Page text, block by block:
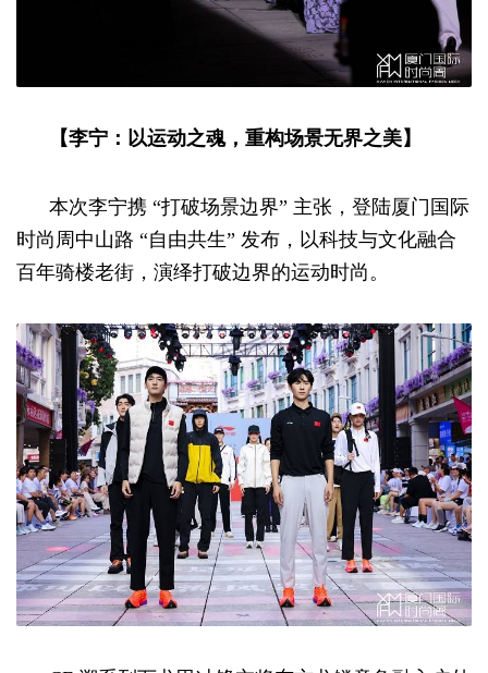
【李宁：以运动之魂，重构场景无界之美】
本次李宁携 “打破场景边界” 主张，登陆厦门国际
时尚周中山路 “自由共生” 发布，以科技与文化融合
百年骑楼老街，演绎打破边界的运动时尚。